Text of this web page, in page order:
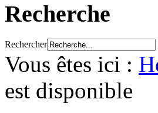
Recherche
Rechercher
Vous êtes ici :
est disponible